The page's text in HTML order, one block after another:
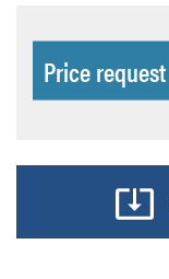
Price request